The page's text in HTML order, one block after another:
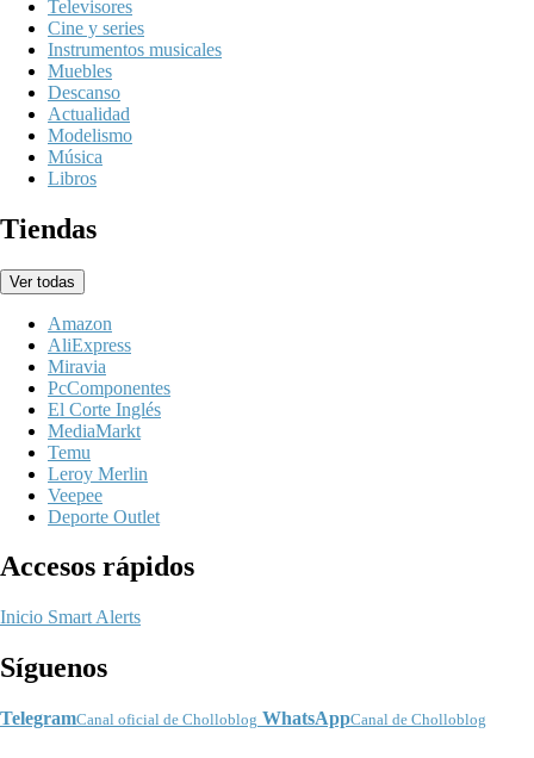
Televisores
Cine y series
Instrumentos musicales
Muebles
Descanso
Actualidad
Modelismo
Música
Libros
Tiendas
Ver todas
Amazon
AliExpress
Miravia
PcComponentes
El Corte Inglés
MediaMarkt
Temu
Leroy Merlin
Veepee
Deporte Outlet
Accesos rápidos
Inicio Smart Alerts
Síguenos
TelegramCanal oficial de Cholloblog WhatsAppCanal de Cholloblog